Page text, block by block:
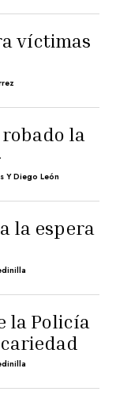
víctimas
la
Y Diego León
la espera
la Policía